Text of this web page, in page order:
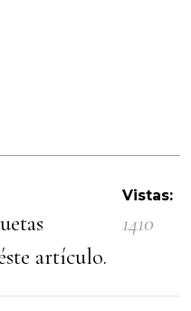
artículo.
Vistas:
1410